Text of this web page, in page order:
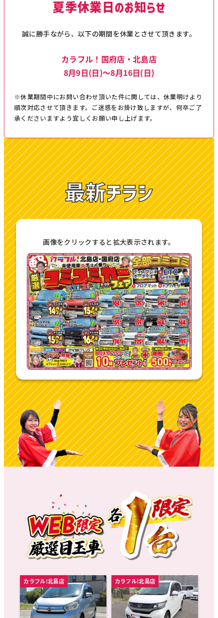
夏季休業日のお知らせ
誠に勝手ながら、以下の期間を休業とさせて頂きます。
カラフル！国府店・北島店
8月9日(日)～8月16日(日)
※休業期間中にお問い合わせ頂いた件に関しては、休業明けより
順次対応させて頂きます。ご迷惑をお掛け致しますが、何卒ご了
承くださいますよう宜しくお願い申し上げます。
最新チラシ
画像をクリックすると拡大表示されます。
カラフル!北島店 カラフル!北島店